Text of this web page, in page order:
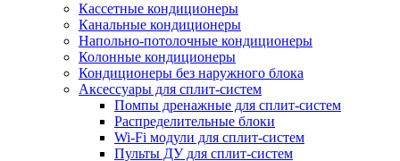
Кассетные кондиционеры
Канальные кондиционеры
Напольно-потолочные кондиционеры
Колонные кондиционеры
Кондиционеры без наружного блока
Аксессуары для сплит-систем
Помпы дренажные для сплит-систем
Распределительные блоки
Wi-Fi модули для сплит-систем
Пульты ДУ для сплит-систем